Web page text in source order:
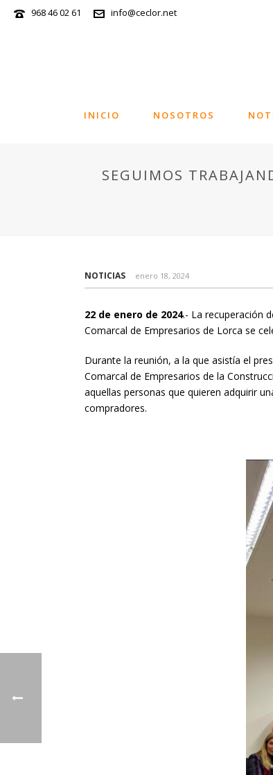
968 46 02 61 info@ceclor.net
INICIO NOSOTROS
SEGUIMOS
NOTICIAS enero 18, 2024
22 de enero de 2024.- La recuperación
Comarcal de Empresarios de Lorca se
Durante la reunión, a la que asistía el
Comarcal de Empresarios de la
aquellas personas que quieren adquirir
compradores.